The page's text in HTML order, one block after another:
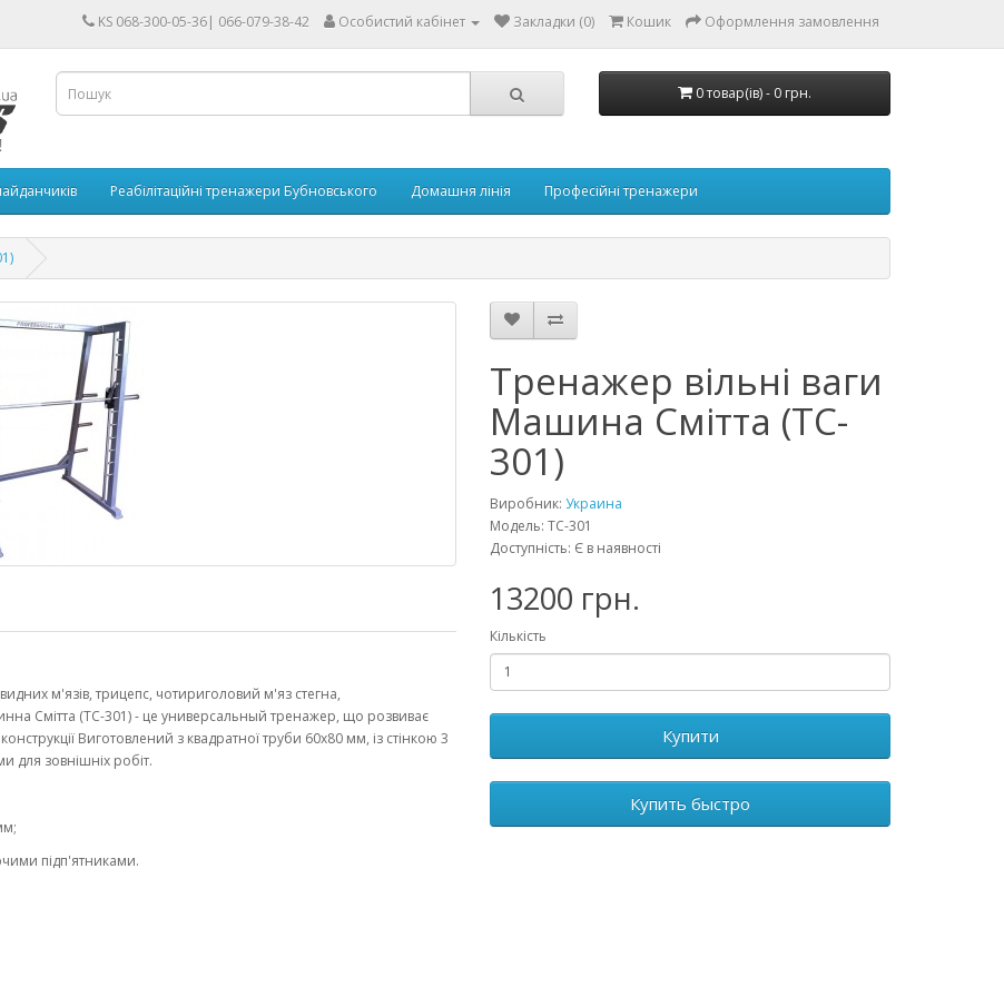
KS 068-300-05-36| 066-079-38-42 Особистий кабінет Закладки (0) Кошик Оформлення замовлення
0 товар(ів) - 0 грн.
Реабілітаційні тренажери Бубновського Домашня лінія Професійні тренажери
м'язів, трицепс, чотириголовий м'яз стегна,
Смітта (ТС-301) - це универсальный тренажер, що розвиває
Виготовлений з квадратної труби 60х80 мм, із стінкою 3
зовнішніх робіт.
підп'ятниками.
Тренажер вільні ваги
Машина Смітта (ТС-
301)
Виробник: Украина
Модель: ТС-301
Доступність: Є в наявності
13200 грн.
Кількість
Купити
Купить быстро